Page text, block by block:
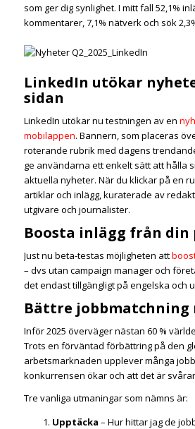
som ger dig synlighet. I mitt fall 52,1%
kommentarer, 7,1% nätverk och sök
LinkedIn utökar
sidan
LinkedIn utökar nu testningen av en
mobilappen. Bannern, som placeras
roterande rubrik med dagens
ge användarna ett enkelt sätt att hålla
aktuella nyheter. När du klickar på en
artiklar och inlägg, kuraterade av
utgivare och journalister.
Boosta inlägg från din
Just nu beta-testas möjligheten att
– dvs utan campaign manager och
det endast tillgängligt på engelska och
Bättre jobbmatchning
Inför 2025 överväger nästan 60 %
Trots en förväntad förbättring på den
arbetsmarknaden upplever många
konkurrensen ökar och att det är
Tre vanliga utmaningar som nämns är:
Upptäcka – Hur hittar jag de